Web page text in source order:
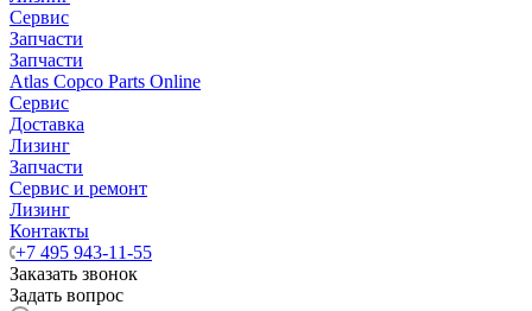
Сервис
Запчасти
Запчасти
Atlas Copco Parts Online
Сервис
Доставка
Лизинг
Запчасти
Сервис и ремонт
Лизинг
Контакты
+7 495 943-11-55
Заказать звонок
Задать вопрос